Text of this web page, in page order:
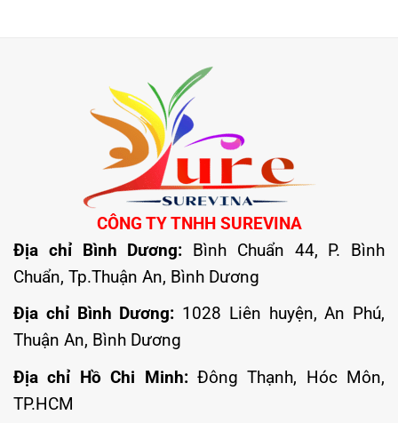
CÔNG TY TNHH SUREVINA
Địa chỉ Bình Dương: Bình Chuẩn 44, P. Bình
Chuẩn, Tp.Thuận An, Bình Dương
Địa chỉ Bình Dương: 1028 Liên huyện, An Phú,
Thuận An, Bình Dương
Địa chỉ Hồ Chi Minh:Đông Thạnh, Hóc Môn,
TP.HCM